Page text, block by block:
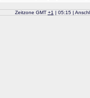
Zeitzone GMT +1 | 05:15 |